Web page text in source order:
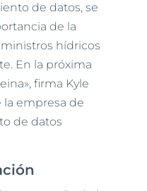
de datos, se
de la
hídricos
En la próxima
firma Kyle
la empresa de
de datos